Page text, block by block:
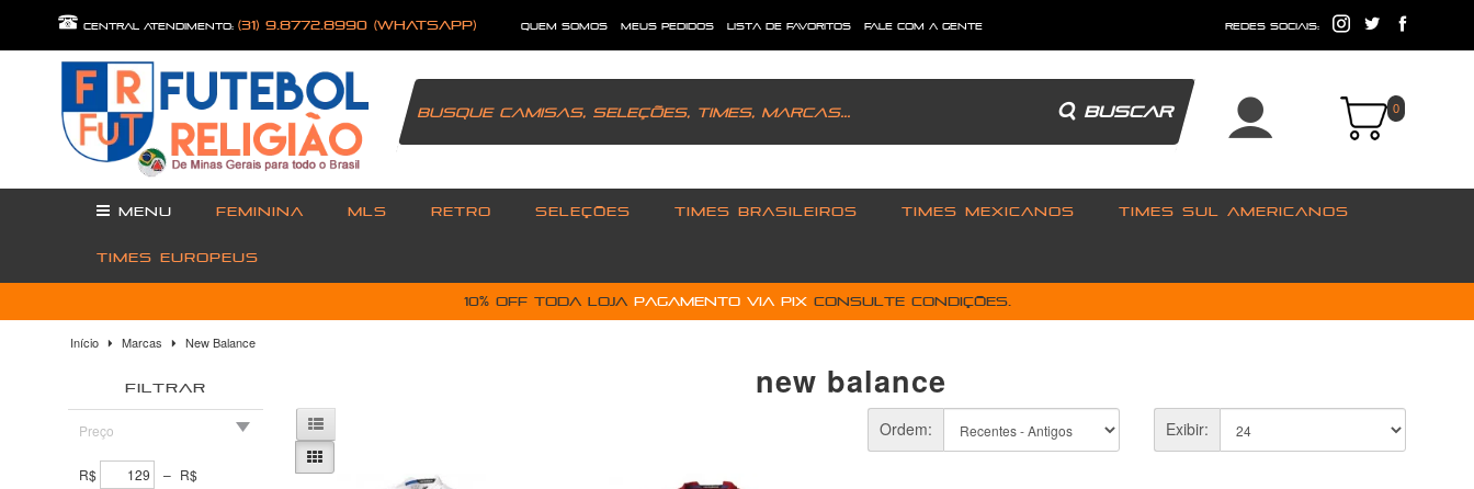
central atendimento: (31) 9.8772.8990 (Whatsapp) quem somos meus pedidos lista de favoritos fale com a gente redes sociais:
BUSCAR 0
MENU FEMININA MLS RETRO SELEÇÕES TIMES BRASILEIROS TIMES MEXICANOS TIMES SUL AMERICANOS
TIMES EUROPEUS
10% OFF toda loja pagamento via PIXConsulte condições.
Início Marcas New Balance
FILTRAR
Preço
R$ – R$
new balance
Ordem: Exibir: